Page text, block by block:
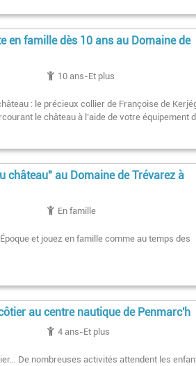
en famille dès 10 ans au Domaine de
10 ans-Et plus
: le précieux collier de Françoise de
le château à l’aide de votre équipement
château" au Domaine de Trévarez à
En famille
et jouez en famille comme au temps des
au centre nautique de Penmarc'h
4 ans-Et plus
De nombreuses activités attendent les